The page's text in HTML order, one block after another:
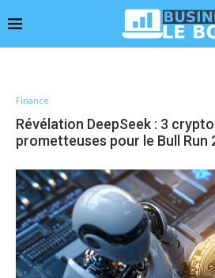
Finance
Révélation DeepSeek : 3
prometteuses pour le Bull Run